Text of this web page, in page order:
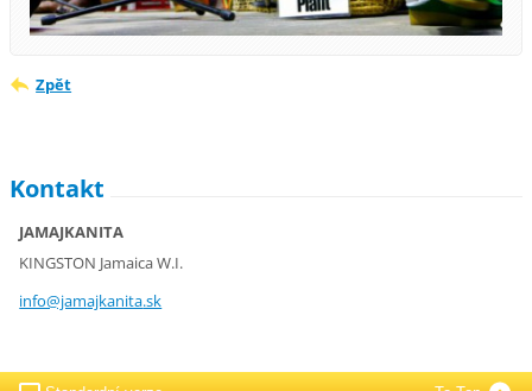
Zpět
Kontakt
JAMAJKANITA
KINGSTON Jamaica W.I.
info@jamajkanita.sk